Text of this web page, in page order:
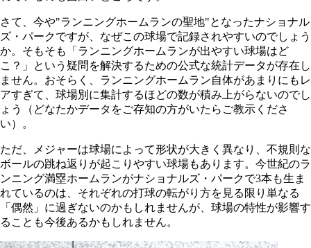
さて、今や"ランニングホームランの聖地"となったナショナル
ズ・パークですが、なぜこの球場で記録されやすいのでしょう
か。そもそも「ランニングホームランが出やすい球場はど
こ？」という疑問を解決するための公式な統計データが存在し
ません。おそらく、ランニングホームラン自体があまりにもレ
アすぎて、球場別に集計するほどの数が積み上がらないのでし
ょう（どなたかデータをご存知の方がいたらご教示くださ
い）。
ただ、メジャーは球場によって形状が大きく異なり、不規則な
ボールの跳ね返りが起こりやすい球場もあります。今世紀のラ
ンニング満塁ホームランがナショナルズ・パークで3本も生ま
れているのは、それぞれの打球の転がり方を見る限り単なる
「偶然」に過ぎないのかもしれませんが、球場の特性が影響す
ることも今後あるかもしれません。